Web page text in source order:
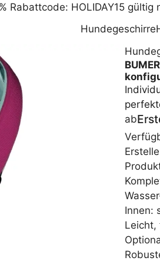
Rabattcode: HOLIDAY15 gültig
Hundegeschirre
ab
Innen:
Leicht,